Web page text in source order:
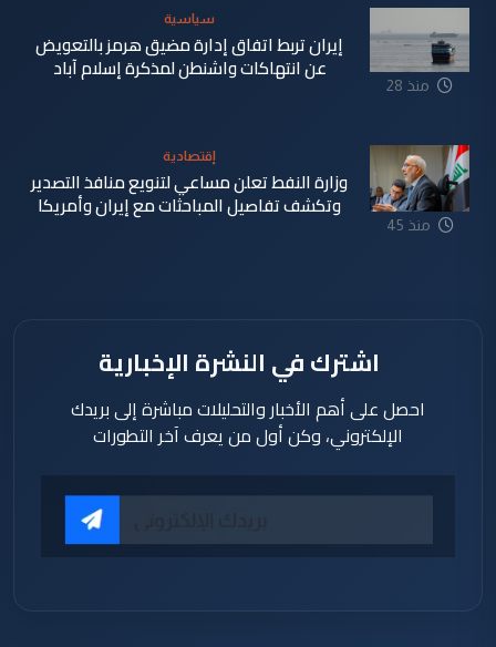
منذ 28
سياسية
إيران تربط اتفاق إدارة مضيق هرمز بالتعويض
عن انتهاكات واشنطن لمذكرة إسلام آباد
منذ 45
إقتصادية
وزارة النفط تعلن مساعي لتنويع منافذ التصدير
وتكشف تفاصيل المباحثات مع إيران وأمريكا
اشترك في النشرة الإخبارية
احصل على أهم الأخبار والتحليلات مباشرة إلى بريدك
الإلكتروني، وكن أول من يعرف آخر التطورات